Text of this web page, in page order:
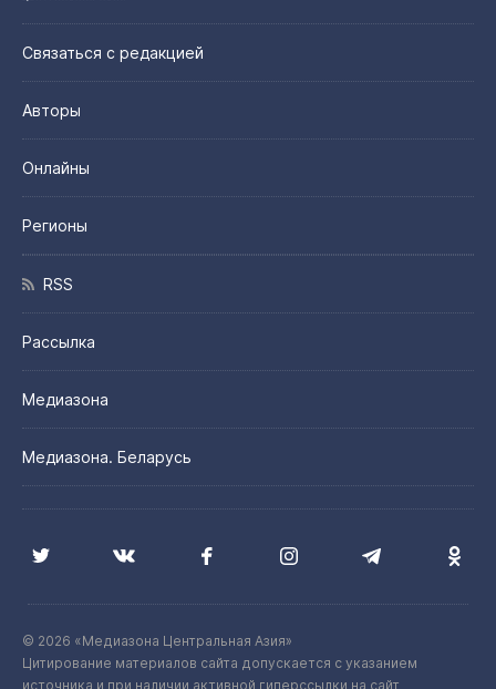
Связаться с редакцией
Авторы
Онлайны
Регионы
RSS
Рассылка
Медиазона
Медиазона. Беларусь
© 2026 «Медиазона Центральная Азия»
Цитирование материалов сайта допускается с указанием
источника и при наличии активной гиперссылки на сайт